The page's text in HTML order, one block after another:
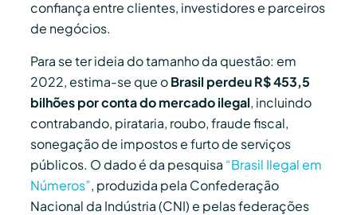
confiança entre clientes, investidores e parceiros
de negócios.
Para se ter ideia do tamanho da questão: em
2022, estima-se que oBrasil perdeu R$ 453,5
bilhões por conta do mercado ilegal, incluindo
contrabando, pirataria, roubo, fraude fiscal,
sonegação de impostos e furto de serviços
públicos. O dado é da pesquisa “Brasil Ilegal em
Números”, produzida pela Confederação
Nacional da Indústria (CNI) e pelas federações